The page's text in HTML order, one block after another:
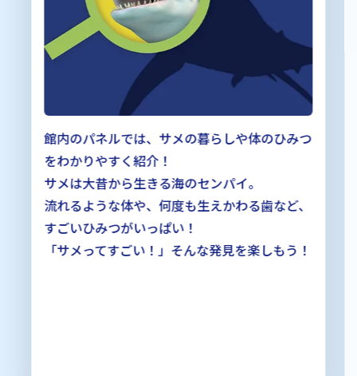
館内のパネルでは、サメの暮らしや体のひみつ
をわかりやすく紹介！
サメは大昔から生きる海のセンパイ。
流れるような体や、何度も生えかわる歯など、
すごいひみつがいっぱい！
「サメってすごい！」そんな発見を楽しもう！